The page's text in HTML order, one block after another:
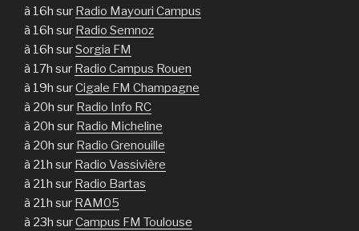
à 16h sur Radio Mayouri Campus
à 16h sur Radio Semnoz
à 16h surSorgia FM
à 17h sur Radio Campus Rouen
à 19h surCigale FM Champagne
à 20h sur Radio Info RC
à 20h sur Radio Micheline
à 20h sur Radio Grenouille
à 21h sur Radio Vassivière
à 21h sur Radio Bartas
à 21h sur RAM05
à 23h surCampus FM Toulouse